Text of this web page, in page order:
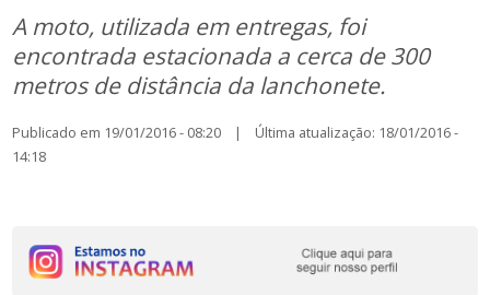
A moto, utilizada em entregas, foi
encontrada estacionada a cerca de 300
metros de distância da lanchonete.
Publicado em 19/01/2016 - 08:20 | Última atualização: 18/01/2016 -
14:18